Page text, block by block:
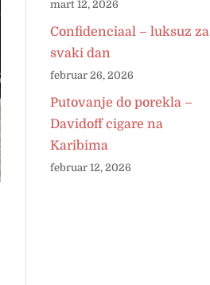
mart 12, 2026
Confidenciaal – luksuz za
svaki dan
februar 26, 2026
Putovanje do porekla –
Davidoff cigare na
Karibima
februar 12, 2026